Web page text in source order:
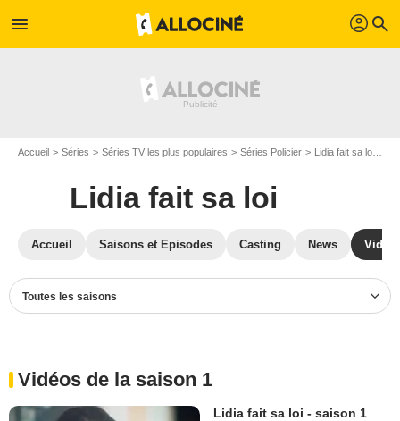
menu profil search
Accueil Séries Séries TV les plus populaires Séries Policier Lidia fait sa loi
Lidia fait sa loi
Accueil Saisons et Episodes Casting News
Toutes les saisons
Vidéos de la saison 1
Lidia fait sa loi - saison 1